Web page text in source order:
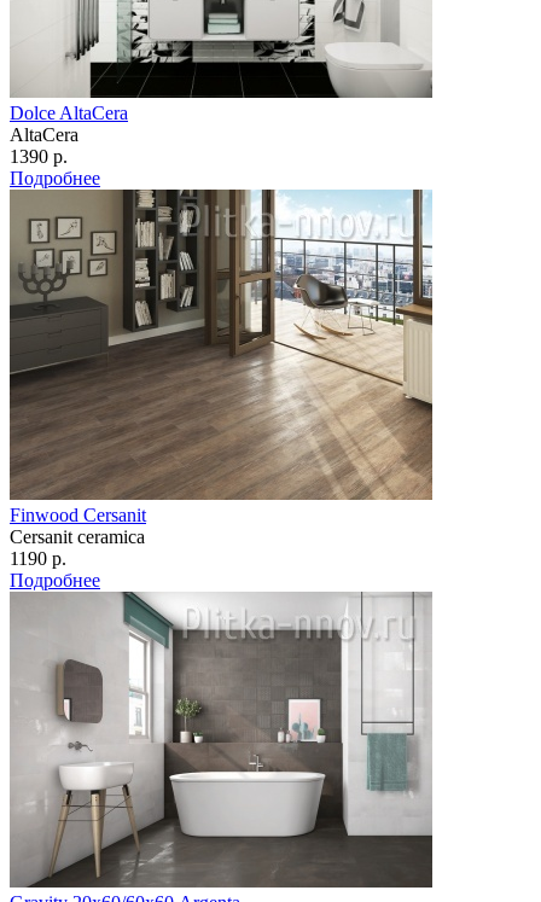
Dolce AltaCera
AltaCera
1390 р.
Подробнее
Finwood Cersanit
Cersanit ceramica
1190 р.
Подробнее